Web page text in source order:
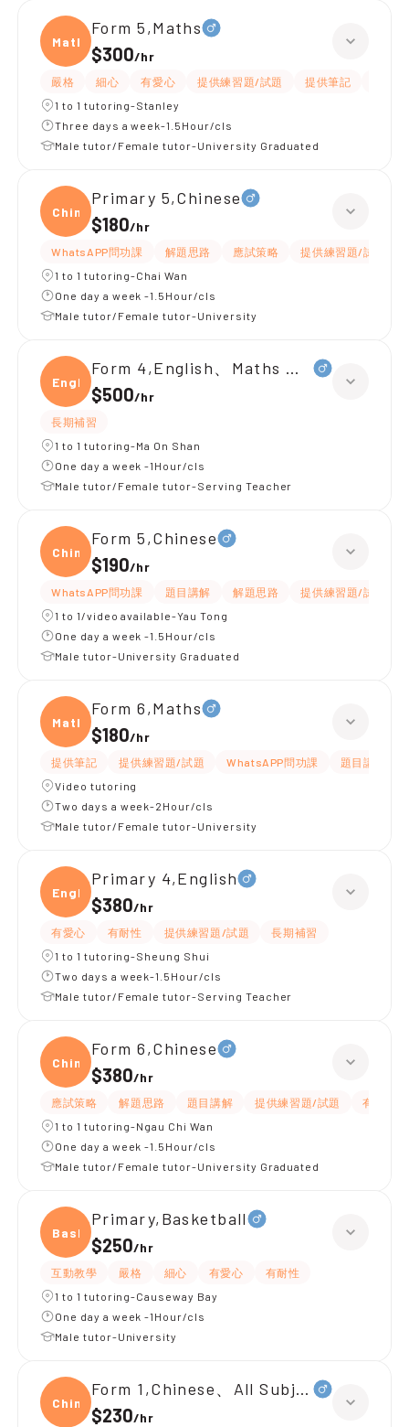
Maths
Form 5,Maths
$300/hr
嚴格 細心 有愛心 提供練習題/試題 提供筆記
1 to 1 tutoring-Stanley
Three days a week-1.5Hour/cls
Male tutor/Female tutor-University Graduated
Chine
Primary 5,Chinese
$180/hr
WhatsAPP問功課 解題思路 應試策略 提供練習題/試題
1 to 1 tutoring-Chai Wan
One day a week -1.5Hour/cls
Male tutor/Female tutor-University
Engli
Form 4,English、Maths （M2）
$500/hr
長期補習
1 to 1 tutoring-Ma On Shan
One day a week -1Hour/cls
Male tutor/Female tutor-Serving Teacher
Chine
Form 5,Chinese
$190/hr
WhatsAPP問功課 題目講解 解題思路 提供練習題/試題
1 to 1/video available-Yau Tong
One day a week -1.5Hour/cls
Male tutor-University Graduated
Maths
Form 6,Maths
$180/hr
提供筆記 提供練習題/試題 WhatsAPP問功課 題目講解
Video tutoring
Two days a week-2Hour/cls
Male tutor/Female tutor-University
Engli
Primary 4,English
$380/hr
有愛心 有耐性 提供練習題/試題
長期補習
1 to 1 tutoring-Sheung Shui
Two days a week-1.5Hour/cls
Male tutor/Female tutor-Serving Teacher
Chine
Form 6,Chinese
$380/hr
應試策略 解題思路 題目講解 提供練習題/試題
有耐性
1 to 1 tutoring-Ngau Chi Wan
One day a week -1.5Hour/cls
Male tutor/Female tutor-University Graduated
Baske
Primary,Basketball
$250/hr
互動教學 嚴格 細心 有愛心
有耐性
1 to 1 tutoring-Causeway Bay
One day a week -1Hour/cls
Male tutor-University
Chine
Form 1,Chinese、All Subjects
$230/hr